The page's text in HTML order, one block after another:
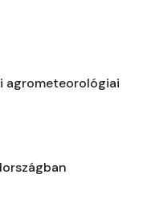
agrometeorológiai